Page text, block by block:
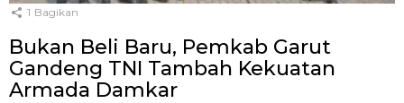
1 Bagikan
Bukan Beli Baru, Pemkab Garut
Gandeng TNI Tambah Kekuatan
Armada Damkar